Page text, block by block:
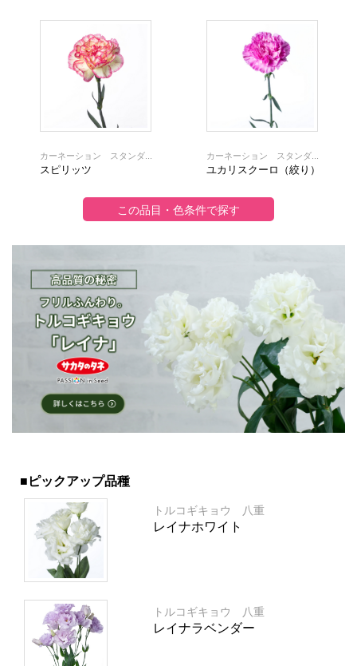
カーネーション スタンダ...
スピリッツ
カーネーション スタンダ...
ユカリスクーロ（絞り）
■ピックアップ品種
トルコギキョウ 八重
レイナホワイト
トルコギキョウ 八重
レイナラベンダー